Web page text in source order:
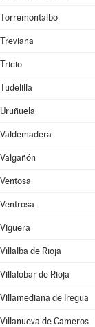
Torremontalbo
Treviana
Tricio
Tudelilla
Uruñuela
Valdemadera
Valgañón
Ventosa
Ventrosa
Viguera
Villalba de Rioja
Villalobar de Rioja
Villamediana de Iregua
Villanueva de Cameros